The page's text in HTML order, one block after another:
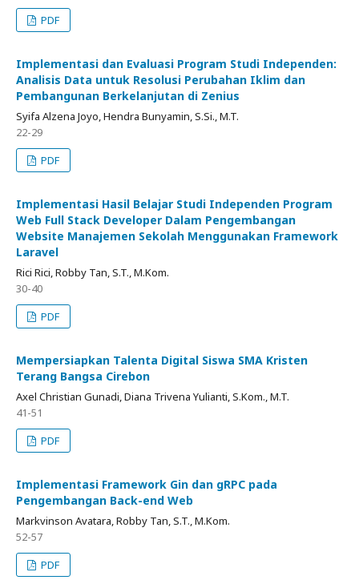
PDF
Implementasi dan Evaluasi Program Studi Independen:
Analisis Data untuk Resolusi Perubahan Iklim dan
Pembangunan Berkelanjutan di Zenius
Syifa Alzena Joyo, Hendra Bunyamin, S.Si., M.T.
22-29
PDF
Implementasi Hasil Belajar Studi Independen Program
Web Full Stack Developer Dalam Pengembangan
Website Manajemen Sekolah Menggunakan Framework
Laravel
Rici Rici, Robby Tan, S.T., M.Kom.
30-40
PDF
Mempersiapkan Talenta Digital Siswa SMA Kristen
Terang Bangsa Cirebon
Axel Christian Gunadi, Diana Trivena Yulianti, S.Kom., M.T.
41-51
PDF
Implementasi Framework Gin dan gRPC pada
Pengembangan Back-end Web
Markvinson Avatara, Robby Tan, S.T., M.Kom.
52-57
PDF